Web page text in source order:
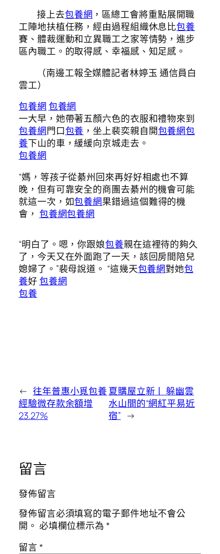
接上去包養網 ，區總工會將重點展開職
工陣地扶植任務，經由過程組織休息比包養
賽、體裁運動和立異職工之家等情勢，進步
區內職工。的取得感、幸福感、知足感。
（南邊工報全媒體記者林婷玉 通信員白
雲工）
包養網包養網
一大早，她帶著五顏六色的衣服和禮物來到
包養網門口包養 ，坐上裴奕親自開包養網包
養下山的車，緩緩向京城走去。
包養網
“媽，等孩子從綦州回來再好好相處也不算
晚，但有可靠安全的商團去綦州的機會可能
就這一次，如包養網果錯過這個難得的機
會， 包養網包養網
“明白了。嗯，你跟娘包養親在這裡待的夠久
了，今天又在外面跑了一天，該回房間陪兒
媳婦了。”裴母說道。 “這幾天包養網對她包
養好包養網
包養
← 往年普惠小覓包養
經驗微存款余額增
23.27%
夏購屋立新丨 躲幽雲
水山間的“網紅平易近
宿” →
留言
發佈留言
發佈留言必須填寫的電子郵件地址不會公
開。 必填欄位標示為*
留言*